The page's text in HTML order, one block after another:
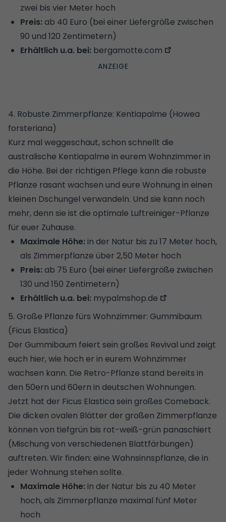
zwei bis vier Meter hoch
Preis: ab 40 Euro (bei einer Liefergröße zwischen
90 und 120 Zentimetern)
Erhältlich u.a. bei: bergamotte.com
4. Robuste Zimmerpflanze: Kentiapalme (Howea
forsteriana)
Kurz mal weggeschaut, schon schnellt die
australische Kentiapalme in eurem Wohnzimmer in
die Höhe. Bei der richtigen Pflege kann die robuste
Pflanze rasant wachsen und eure Wohnung in einen
kleinen Dschungel verwandeln. Und sie kann noch
mehr,denn sie ist die optimale Luftreiniger-Pflanze
für euer Zuhause.
Maximale Höhe: in der Natur bis zu 17 Meter hoch,
als Zimmerpflanze über 2,50 Meter hoch
Preis: ab 75 Euro (bei einer Liefergröße zwischen
130 und 150 Zentimetern)
Erhältlich u.a. bei: mypalmshop.de
5. Große Pflanze fürs Wohnzimmer: Gummibaum
(Ficus Elastica)
Der Gummibaum feiert sein großes Revival und zeigt
euch hier, wie hoch er in eurem Wohnzimmer
wachsen kann. Die Retro-Pflanze stand bereits in
den 50ern und 60ern in deutschen Wohnungen.
Jetzt hat der Ficus Elastica sein großes Comeback.
Die dicken ovalen Blätter der großen Zimmerpflanze
können von tiefgrün bis rot-weiß-grün panaschiert
(Mischung von verschiedenen Blattfärbungen)
auftreten. Wir finden: eine Wahnsinnspflanze, die in
jeder Wohnung stehen sollte.
Maximale Höhe: in der Natur bis zu 40 Meter
hoch, als Zimmerpflanze maximal fünf Meter
hoch